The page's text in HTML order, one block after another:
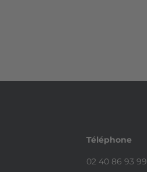
Téléphone
02 40 86 93 99